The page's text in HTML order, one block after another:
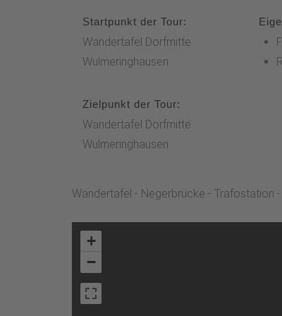
Startpunkt der Tour:
Wandertafel Dorfmitte
Wulmeringhausen
Zielpunkt der Tour:
Wandertafel Dorfmitte
Wulmeringhausen
Wandertafel - Negerbrücke - Trafostation
+
−